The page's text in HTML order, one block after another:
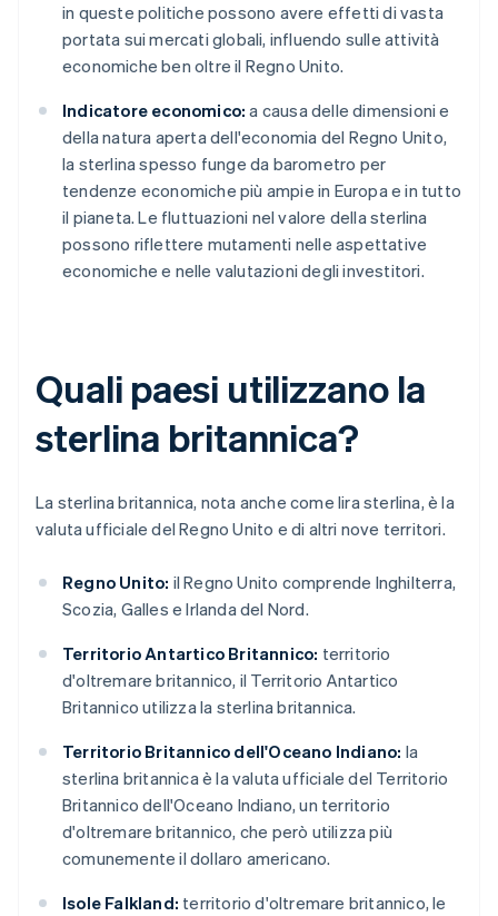
in queste politiche possono avere effetti di vasta
portata sui mercati globali, influendo sulle attività
economiche ben oltre il Regno Unito.
Indicatore economico: a causa delle dimensioni e
della natura aperta dell'economia del Regno Unito,
la sterlina spesso funge da barometro per
tendenze economiche più ampie in Europa e in tutto
il pianeta. Le fluttuazioni nel valore della sterlina
possono riflettere mutamenti nelle aspettative
economiche e nelle valutazioni degli investitori.
Quali paesi utilizzano la
sterlina britannica?
La sterlina britannica, nota anche come lira sterlina, è la
valuta ufficiale del Regno Unito e di altri nove territori.
Regno Unito: il Regno Unito comprende Inghilterra,
Scozia, Galles e Irlanda del Nord.
Territorio Antartico Britannico: territorio
d'oltremare britannico, il Territorio Antartico
Britannico utilizza la sterlina britannica.
Territorio Britannico dell'Oceano Indiano: la
sterlina britannica è la valuta ufficiale del Territorio
Britannico dell'Oceano Indiano, un territorio
d'oltremare britannico, che però utilizza più
comunemente il dollaro americano.
Isole Falkland: territorio d'oltremare britannico, le